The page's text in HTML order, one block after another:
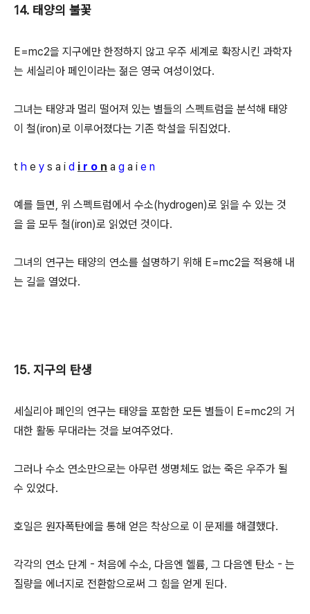
14. 태양의 불꽃
E=mc2을 지구에만 한정하지 않고 우주 세계로 확장시킨 과학자
는 세실리아 페인이라는 젊은 영국 여성이었다.
그녀는 태양과 멀리 떨어져 있는 별들의 스펙트럼을 분석해 태양
이 철(iron)로 이루어졌다는 기존 학설을 뒤집었다.
t h e y s a i d i r o n a g a i e n
예를 들면, 위 스펙트럼에서 수소(hydrogen)로 읽을 수 있는 것
을 을 모두 철(iron)로 읽었던 것이다.
그녀의 연구는 태양의 연소를 설명하기 위해 E=mc2을 적용해 내
는 길을 열었다.
15. 지구의 탄생
세실리아 페인의 연구는 태양을 포함한 모든 별들이 E=mc2의 거
대한 활동 무대라는 것을 보여주었다.
그러나 수소 연소만으로는 아무런 생명체도 없는 죽은 우주가 될
수 있었다.
호일은 원자폭탄에을 통해 얻은 착상으로 이 문제를 해결했다.
각각의 연소 단계 - 처음에 수소, 다음엔 헬륨, 그 다음엔 탄소 - 는
질량을 에너지로 전환함으로써 그 힘을 얻게 된다.